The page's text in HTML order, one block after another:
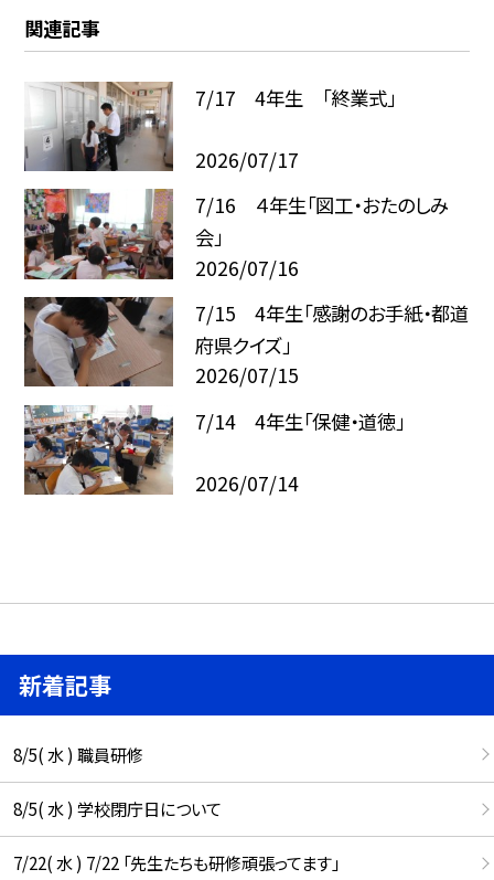
関連記事
7/17 4年生 「終業式」
2026/07/17
7/16 ４年生「図工・おたのしみ
会」
2026/07/16
7/15 4年生「感謝のお手紙・都道
府県クイズ」
2026/07/15
7/14 4年生「保健・道徳」
2026/07/14
新着記事
8/5( 水 ) 職員研修
8/5( 水 ) 学校閉庁日について
7/22( 水 ) 7/22 「先生たちも研修頑張ってます」